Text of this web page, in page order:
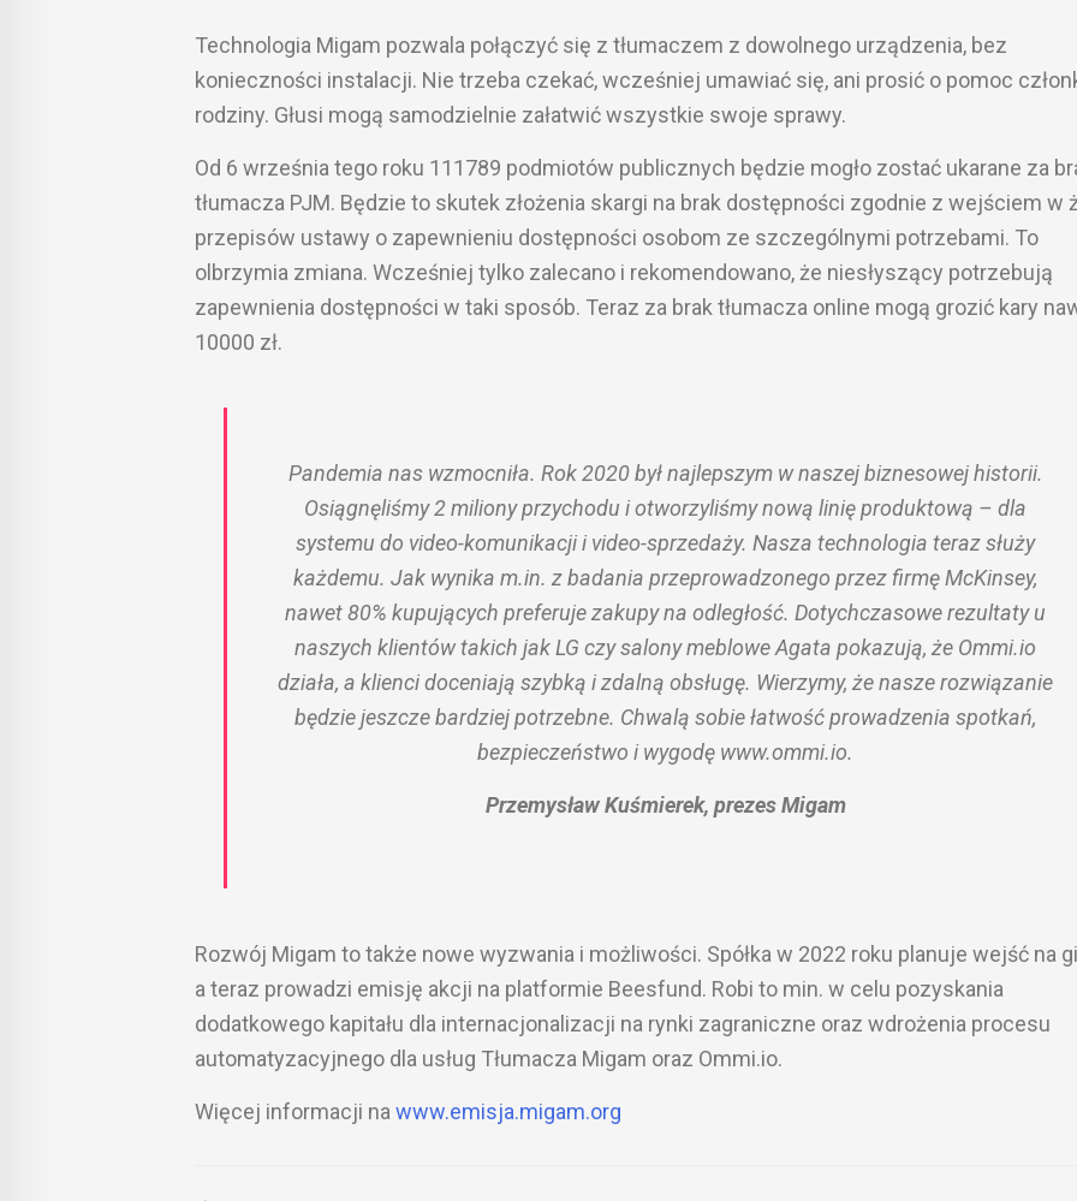
Technologia Migam pozwala połączyć się z tłumaczem z dowolnego urządzenia, bez
konieczności instalacji. Nie trzeba czekać, wcześniej umawiać się, ani prosić o pomoc
rodziny. Głusi mogą samodzielnie załatwić wszystkie swoje sprawy.
Od 6 września tego roku 111789 podmiotów publicznych będzie mogło zostać ukarane za
tłumacza PJM. Będzie to skutek złożenia skargi na brak dostępności zgodnie z wejściem w
przepisów ustawy o zapewnieniu dostępności osobom ze szczególnymi potrzebami. To
olbrzymia zmiana. Wcześniej tylko zalecano i rekomendowano, że niesłyszący potrzebują
zapewnienia dostępności w taki sposób. Teraz za brak tłumacza online mogą grozić kary
10000 zł.
Pandemia nas wzmocniła. Rok 2020 był najlepszym w naszej biznesowej historii.
Osiągnęliśmy 2 miliony przychodu i otworzyliśmy nową linię produktową – dla
systemu do video-komunikacji i video-sprzedaży. Nasza technologia teraz służy
każdemu. Jak wynika m.in. z badania przeprowadzonego przez firmę McKinsey,
nawet 80% kupujących preferuje zakupy na odległość. Dotychczasowe rezultaty u
naszych klientów takich jak LG czy salony meblowe Agata pokazują, że Ommi.io
działa, a klienci doceniają szybką i zdalną obsługę. Wierzymy, że nasze rozwiązanie
będzie jeszcze bardziej potrzebne. Chwalą sobie łatwość prowadzenia spotkań,
bezpieczeństwo i wygodę www.ommi.io.
Przemysław Kuśmierek, prezes Migam
Rozwój Migam to także nowe wyzwania i możliwości. Spółka w 2022 roku planuje wejść na
a teraz prowadzi emisję akcji na platformie Beesfund. Robi to min. w celu pozyskania
dodatkowego kapitału dla internacjonalizacji na rynki zagraniczne oraz wdrożenia procesu
automatyzacyjnego dla usług Tłumacza Migam oraz Ommi.io.
Więcej informacji nawww.emisja.migam.org